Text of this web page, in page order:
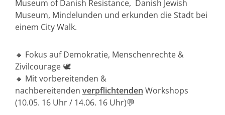
Museum of Danish Resistance, Danish Jewish
Museum, Mindelunden und erkunden die Stadt bei
einem City Walk.
🔸 Fokus auf Demokratie, Menschenrechte &
Zivilcourage 🕊️
🔸 Mit vorbereitenden &
nachbereitenden verpflichtenden Workshops
(10.05. 16 Uhr / 14.06. 16 Uhr)💬